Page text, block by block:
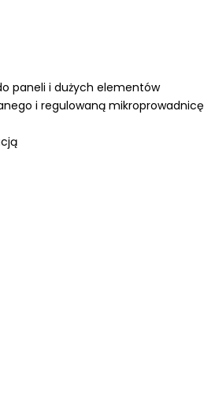
paneli i dużych elementów
i regulowaną mikroprowadnicę